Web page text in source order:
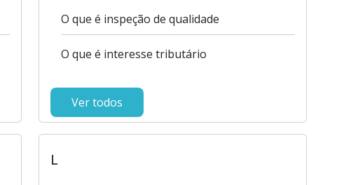
O que é inspeção de qualidade
O que é interesse tributário
Ver todos
L